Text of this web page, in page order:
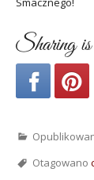
Sharing
Otagowano